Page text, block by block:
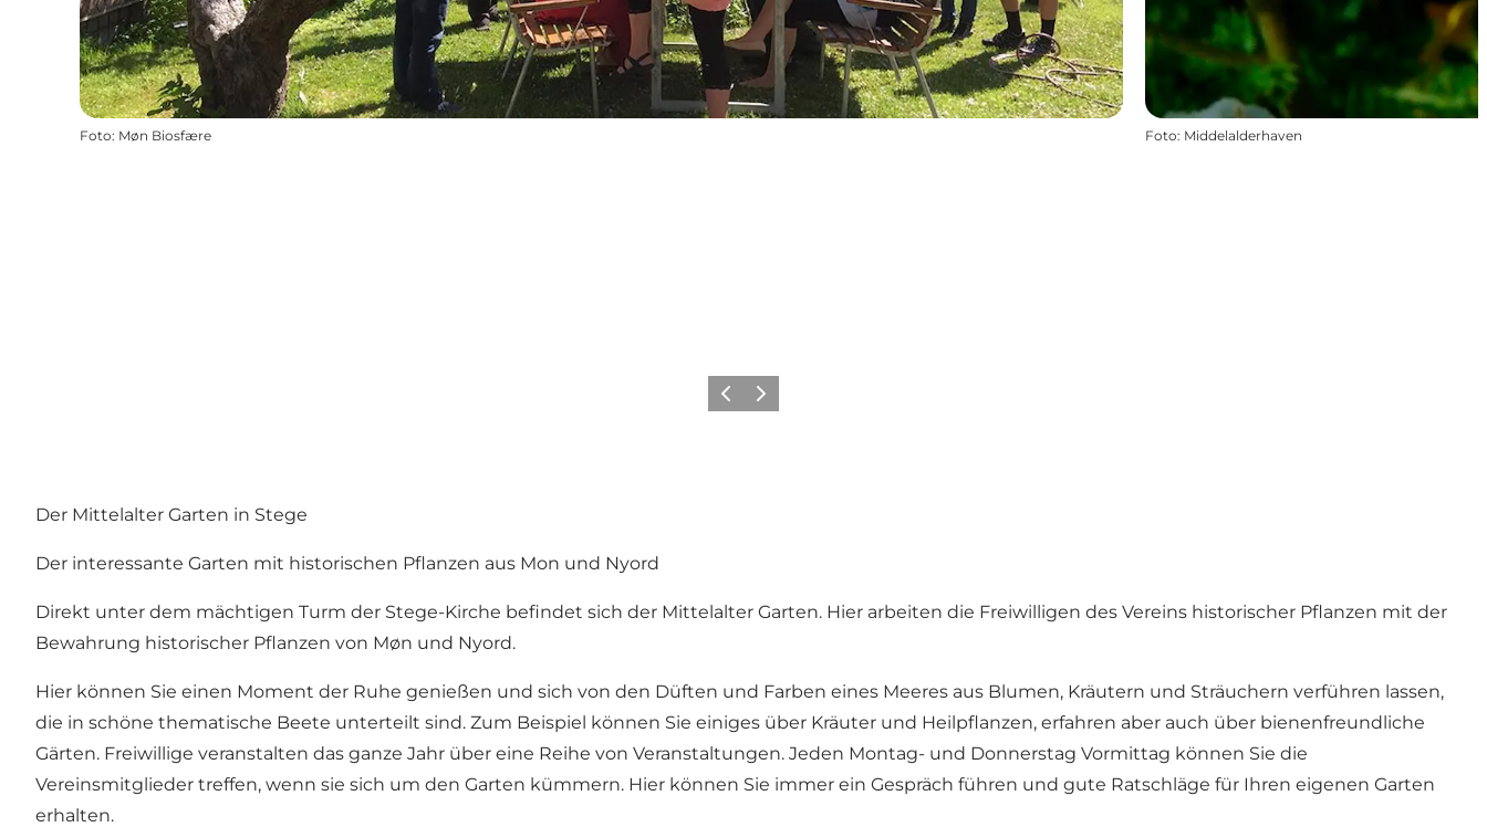
Foto: Møn Biosfære Foto: Middelalderhaven
ZurückWeiter
Der Mittelalter Garten in Stege
Der interessante Garten mit historischen Pflanzen aus Mon und Nyord
Direkt unter dem mächtigen Turm der Stege-Kirche befindet sich der Mittelalter Garten. Hier arbeiten die Freiwilligen des Vereins historischer Pflanzen mit der
Bewahrung historischer Pflanzen von Møn und Nyord.
Hier können Sie einen Moment der Ruhe genießen und sich von den Düften und Farben eines Meeres aus Blumen, Kräutern und Sträuchern verführen lassen,
die in schöne thematische Beete unterteilt sind. Zum Beispiel können Sie einiges über Kräuter und Heilpflanzen, erfahren aber auch über bienenfreundliche
Gärten. Freiwillige veranstalten das ganze Jahr über eine Reihe von Veranstaltungen. Jeden Montag- und Donnerstag Vormittag können Sie die
Vereinsmitglieder treffen, wenn sie sich um den Garten kümmern. Hier können Sie immer ein Gespräch führen und gute Ratschläge für Ihren eigenen Garten
erhalten.